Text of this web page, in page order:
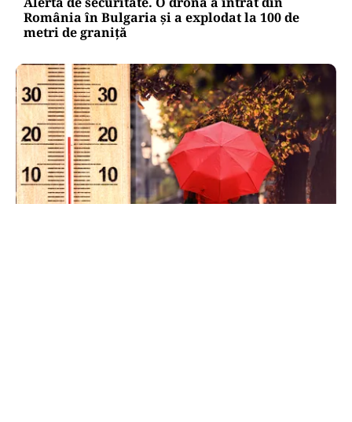
România în Bulgaria şi a explodat la 100 de
metri de graniţă